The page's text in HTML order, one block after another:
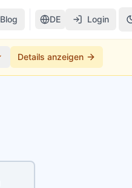
Blog DE Login
Details anzeigen